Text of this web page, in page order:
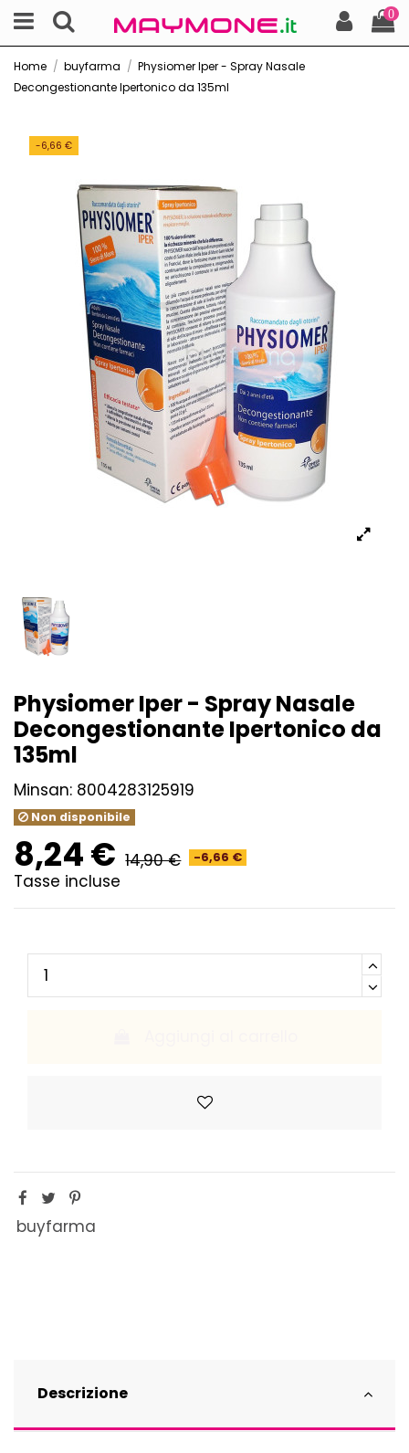
0
Home buyfarma
Physiomer Iper - Spray Nasale
Decongestionante Ipertonico da 135ml
-6,66 €
Physiomer Iper - Spray Nasale
Decongestionante Ipertonico da
135ml
Minsan: 8004283125919
Non disponibile
8,24 € 14,90 € -6,66 €
Tasse incluse
buyfarma
Descrizione